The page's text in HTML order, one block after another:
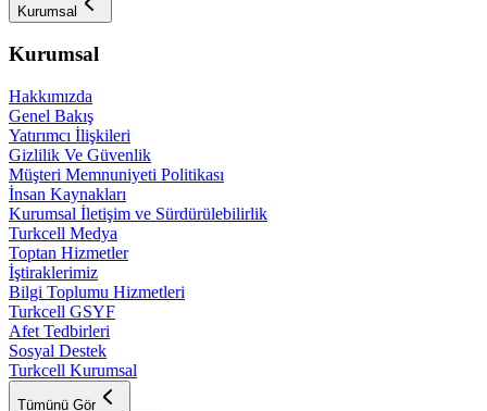
Kurumsal
Kurumsal
Hakkımızda
Genel Bakış
Yatırımcı İlişkileri
Gizlilik Ve Güvenlik
Müşteri Memnuniyeti Politikası
İnsan Kaynakları
Kurumsal İletişim ve Sürdürülebilirlik
Turkcell Medya
Toptan Hizmetler
İştiraklerimiz
Bilgi Toplumu Hizmetleri
Turkcell GSYF
Afet Tedbirleri
Sosyal Destek
Turkcell Kurumsal
Tümünü Gör